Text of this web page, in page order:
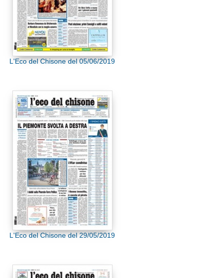
L'Eco del Chisone del 05/06/2019
L'Eco del Chisone del 29/05/2019